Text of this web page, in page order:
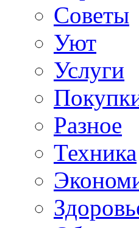
Советы
Уют
Услуги
Разное
Техника